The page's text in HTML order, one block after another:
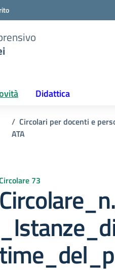
Didattica
Circolari per docenti e
ATA
73